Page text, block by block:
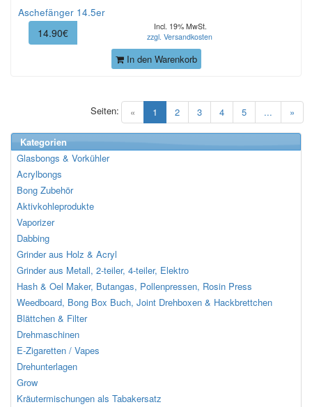
Aschefänger 14.5er
14.90€
Incl. 19% MwSt.
zzgl. Versandkosten
In den Warenkorb
« 1 (current)
2 3 4 5 ... »
Seiten:
Kategorien
Glasbongs & Vorkühler
Acrylbongs
Bong Zubehör
Aktivkohleprodukte
Vaporizer
Dabbing
Grinder aus Holz & Acryl
Grinder aus Metall, 2-teiler, 4-teiler, Elektro
Hash & Oel Maker, Butangas, Pollenpressen, Rosin Press
Weedboard, Bong Box Buch, Joint Drehboxen & Hackbrettchen
Blättchen & Filter
Drehmaschinen
E-Zigaretten / Vapes
Drehunterlagen
Grow
Kräutermischungen als Tabakersatz